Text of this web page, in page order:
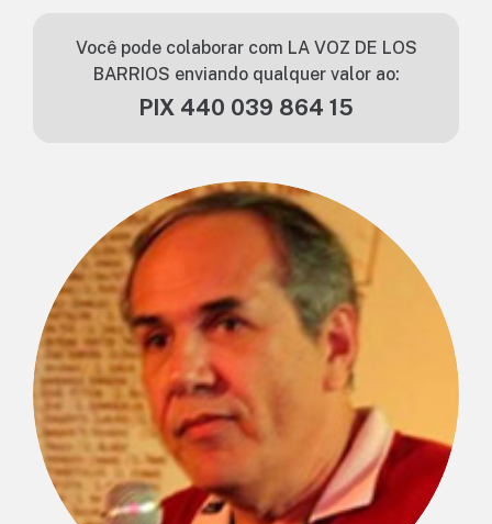
Você pode colaborar com LA VOZ DE LOS
BARRIOS enviando qualquer valor ao:
PIX 440 039 864 15